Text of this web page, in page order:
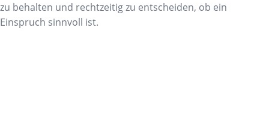
zu behalten und rechtzeitig zu entscheiden, ob ein
Einspruch sinnvoll ist.